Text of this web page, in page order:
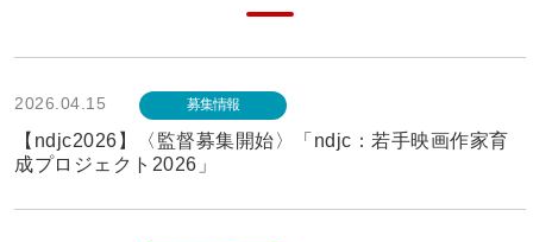
2026.04.15 募集情報
【ndjc2026】〈監督募集開始〉「ndjc：若手映画作家育
成プロジェクト2026」